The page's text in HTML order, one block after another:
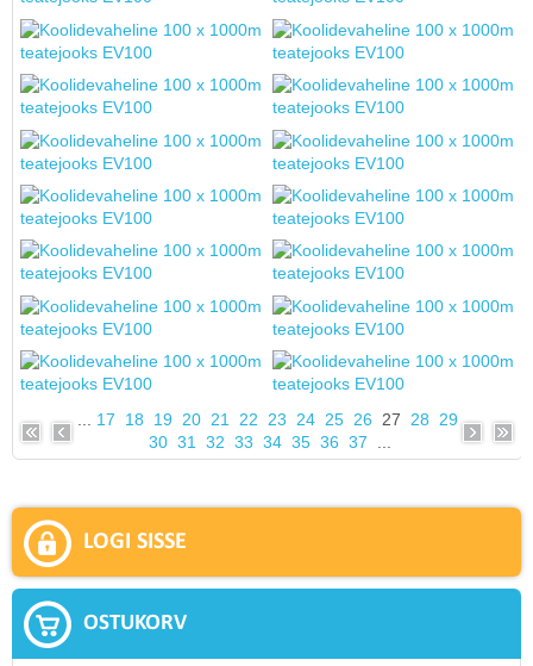
17 18 19 20 21 22 23 24 25 26 27 28
29
30 31 32 33 34 35 36 37
LOGI SISSE
OSTUKORV